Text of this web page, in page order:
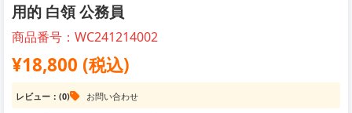
用的 白領 公務員
商品番号：WC241214002
¥18,800 (税込)
レビュー：(0) お問い合わせ